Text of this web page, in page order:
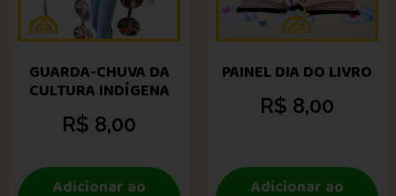
GUARDA-CHUVA DA
CULTURA INDÍGENA
R$ 8,00
Adicionar ao
PAINEL DIA DO LIVRO
R$ 8,00
Adicionar ao